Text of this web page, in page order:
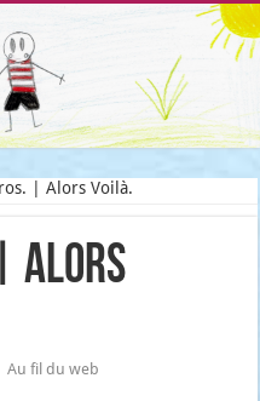
| Alors Voilà.
Alors
Au fil du web